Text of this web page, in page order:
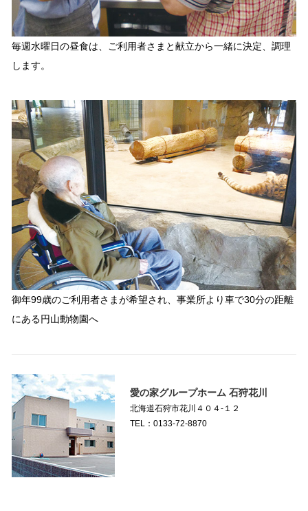
毎週水曜日の昼食は、ご利用者さまと献立から一緒に決定、調理
します。
御年99歳のご利用者さまが希望され、事業所より車で30分の距離
にある円山動物園へ
愛の家グループホーム 石狩花川
北海道石狩市花川４０４-１２
TEL：0133-72-8870